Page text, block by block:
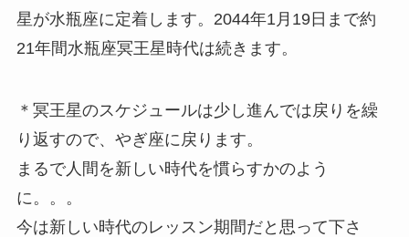
星が水瓶座に定着します。2044年1月19日まで約
21年間水瓶座冥王星時代は続きます。
＊冥王星のスケジュールは少し進んでは戻りを繰
り返すので、やぎ座に戻ります。
まるで人間を新しい時代を慣らすかのよう
に。。。
今は新しい時代のレッスン期間だと思って下さ